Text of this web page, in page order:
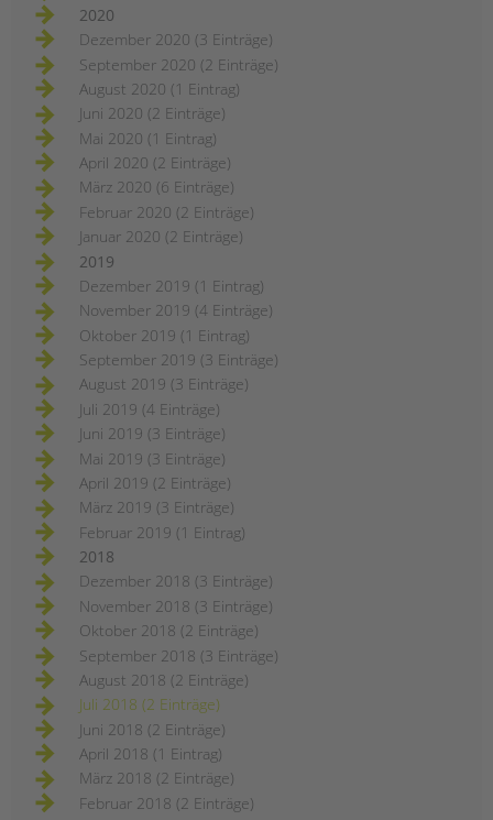
2020
Dezember 2020 (3 Einträge)
September 2020 (2 Einträge)
August 2020 (1 Eintrag)
Juni 2020 (2 Einträge)
Mai 2020 (1 Eintrag)
April 2020 (2 Einträge)
März 2020 (6 Einträge)
Februar 2020 (2 Einträge)
Januar 2020 (2 Einträge)
2019
Dezember 2019 (1 Eintrag)
November 2019 (4 Einträge)
Oktober 2019 (1 Eintrag)
September 2019 (3 Einträge)
August 2019 (3 Einträge)
Juli 2019 (4 Einträge)
Juni 2019 (3 Einträge)
Mai 2019 (3 Einträge)
April 2019 (2 Einträge)
März 2019 (3 Einträge)
Februar 2019 (1 Eintrag)
2018
Dezember 2018 (3 Einträge)
November 2018 (3 Einträge)
Oktober 2018 (2 Einträge)
September 2018 (3 Einträge)
August 2018 (2 Einträge)
Juli 2018 (2 Einträge)
Juni 2018 (2 Einträge)
April 2018 (1 Eintrag)
März 2018 (2 Einträge)
Februar 2018 (2 Einträge)